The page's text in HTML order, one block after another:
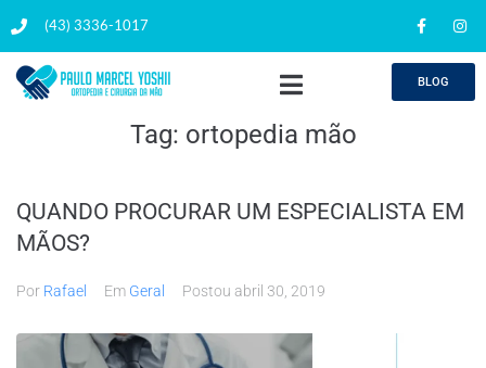
(43) 3336-1017
BLOG
Tag: ortopedia mão
QUANDO PROCURAR UM ESPECIALISTA EM
MÃOS?
Por Rafael Em Geral Postou abril 30, 2019